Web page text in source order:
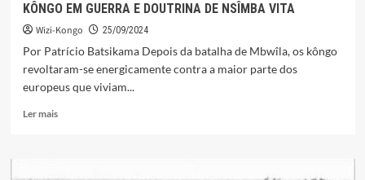
KÔNGO EM GUERRA E DOUTRINA DE NSÎMBA VITA
Wizi-Kongo 25/09/2024
Por Patrício Batsikama Depois da batalha de Mbwîla, os kôngo
revoltaram-se energicamente contra a maior parte dos
europeus que viviam...
Ler maisLeia